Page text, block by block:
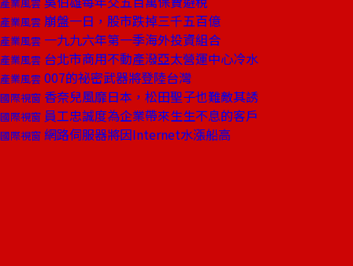
產業風雲 崩盤一日，股市跌掉三千五百億
產業風雲 一九九六年第一季海外投資組合
產業風雲 台北市商用不動產潑亞太營運中心冷水
產業風雲 007的祕密武器將登陸台灣
國際視窗 香奈兒風靡日本，松田聖子也難敵其誘
國際視窗 員工忠誠度為企業帶來生生不息的客戶
國際視窗 網路伺服器將因Internet水漲船高